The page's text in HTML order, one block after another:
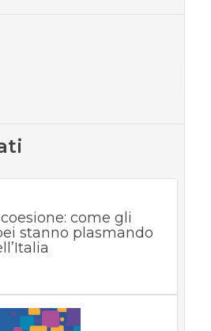
come gli
stanno plasmando